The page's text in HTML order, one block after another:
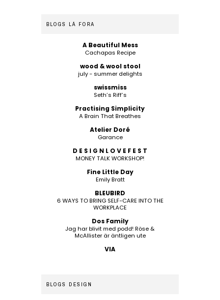
BLOGS LÁ FORA
A Beautiful Mess
Cachapas Recipe
wood & wool stool
july - summer delights
swissmiss
Seth’s Riff’s
Practising Simplicity
A Brain That Breathes
Atelier Doré
Garance
D E S I G N L O V E F E S T
MONEY TALK WORKSHOP!
Fine Little Day
Emily Bratt
BLEUBIRD
6 WAYS TO BRING SELF-CARE INTO THE
WORKPLACE
Dos Family
Jag har blivit med podd! Röse &
McAllister är äntligen ute
VIA
BLOGS DESIGN